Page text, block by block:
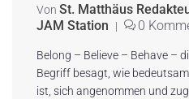
Von St. Matthäus
JAM Station | 0
Belong – Believe – Behave –
Begriff besagt, wie
ist, sich angenommen und